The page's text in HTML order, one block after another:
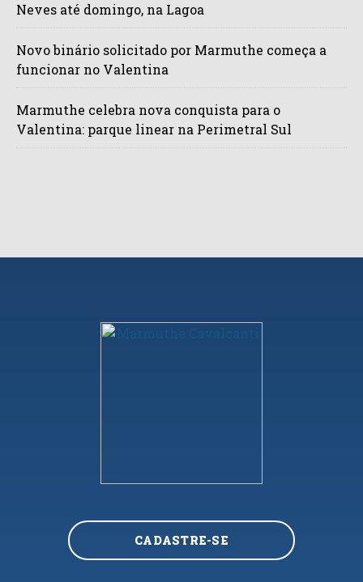
Neves até domingo, na Lagoa
Novo binário solicitado por Marmuthe começa a
funcionar no Valentina
Marmuthe celebra nova conquista para o
Valentina: parque linear na Perimetral Sul
CADASTRE-SE